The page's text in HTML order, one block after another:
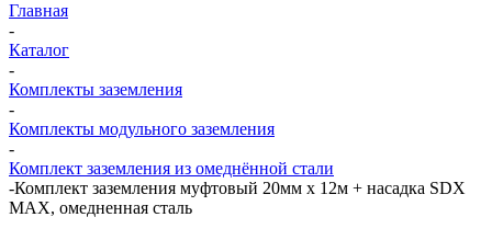
Главная
-
Каталог
-
Комплекты заземления
-
Комплекты модульного заземления
-
Комплект заземления из омеднённой стали
-Комплект заземления муфтовый 20мм х 12м + насадка SDX
MAX, омедненная сталь